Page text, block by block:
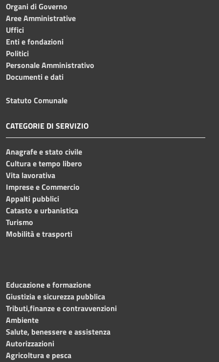
Organi di Governo
Aree Amministrative
Uffici
Enti e fondazioni
Politici
Personale Amministrativo
Documenti e dati
Statuto Comunale
CATEGORIE DI SERVIZIO
Anagrafe e stato civile
Cultura e tempo libero
Vita lavorativa
Imprese e Commercio
Appalti pubblici
Catasto e urbanistica
Turismo
Mobilità e trasporti
Educazione e formazione
Giustizia e sicurezza pubblica
Tributi,finanze e contravvenzioni
Ambiente
Salute, benessere e assistenza
Autorizzazioni
Agricoltura e pesca